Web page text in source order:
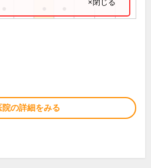
×閉じる
院の詳細をみる